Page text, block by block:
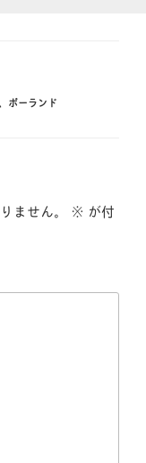
、 ポーランド
ません。 ※ が付